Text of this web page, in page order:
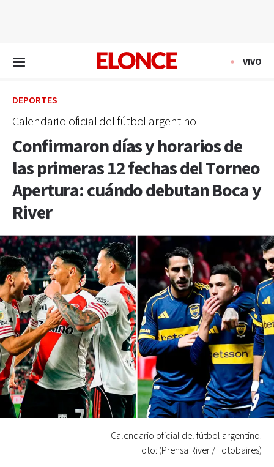
VIVO
DEPORTES
Calendario oficial del fútbol argentino
Confirmaron días y horarios de
las primeras 12 fechas del Torneo
Apertura: cuándo debutan Boca y
River
Calendario oficial del fútbol argentino.
Foto: (Prensa River / Fotobaires)